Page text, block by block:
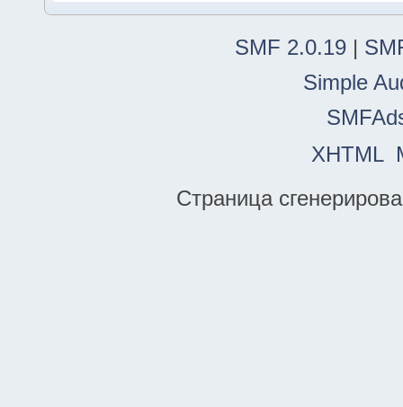
SMF 2.0.19 |
Simple
XHTML
Страница